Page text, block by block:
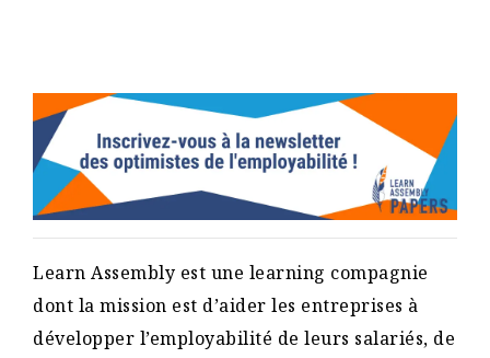
Learn Assembly est une learning compagnie
dont la mission est d’aider les entreprises à
développer l’employabilité de leurs salariés, de